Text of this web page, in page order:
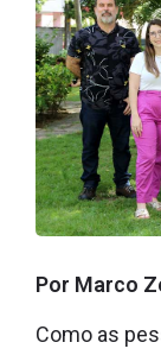
Por Marco
Como as